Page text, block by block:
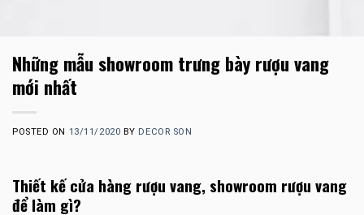
Những mẫu showroom trưng bày rượu vang
mới nhất
POSTED ON 13/11/2020 BY DECOR SON
Thiết kế cửa hàng rượu vang, showroom rượu vang
để làm gì?